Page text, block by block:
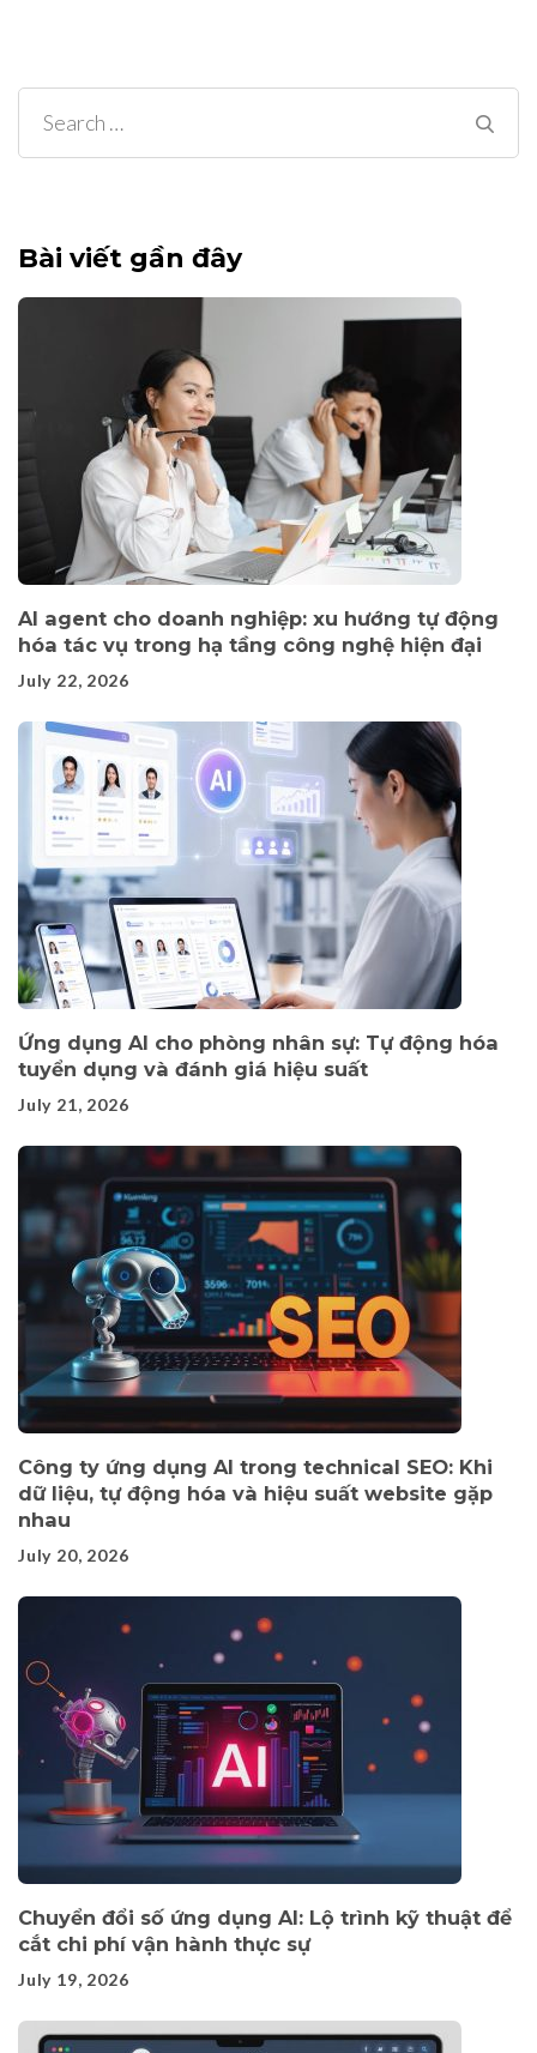
Search
for:
Bài viết gần đây
AI agent cho doanh nghiệp: xu hướng tự động
hóa tác vụ trong hạ tầng công nghệ hiện đại
July 22, 2026
Ứng dụng AI cho phòng nhân sự: Tự động hóa
tuyển dụng và đánh giá hiệu suất
July 21, 2026
Công ty ứng dụng AI trong technical SEO: Khi
dữ liệu, tự động hóa và hiệu suất website gặp
nhau
July 20, 2026
Chuyển đổi số ứng dụng AI: Lộ trình kỹ thuật để
cắt chi phí vận hành thực sự
July 19, 2026